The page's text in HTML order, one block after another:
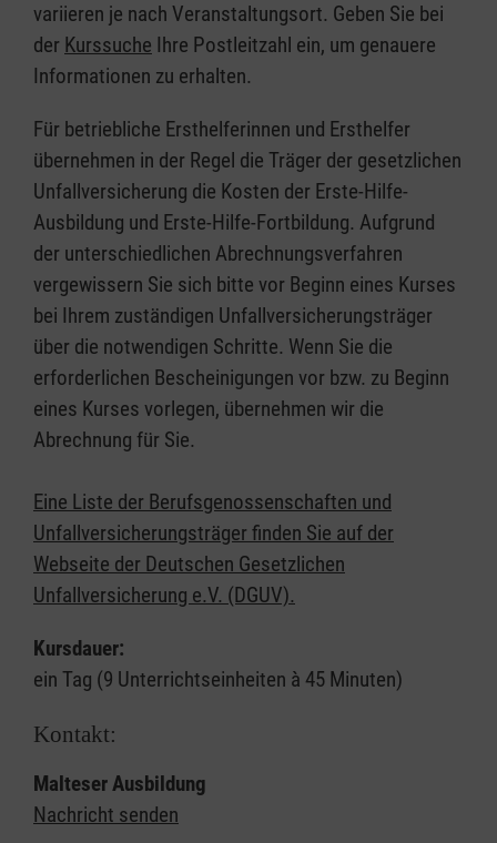
variieren je nach Veranstaltungsort. Geben Sie bei
der Kurssuche Ihre Postleitzahl ein, um genauere
Informationen zu erhalten.
Für betriebliche Ersthelferinnen und Ersthelfer
übernehmen in der Regel die Träger der gesetzlichen
Unfallversicherung die Kosten der Erste-Hilfe-
Ausbildung und Erste-Hilfe-Fortbildung. Aufgrund
der unterschiedlichen Abrechnungsverfahren
vergewissern Sie sich bitte vor Beginn eines Kurses
bei Ihrem zuständigen Unfallversicherungsträger
über die notwendigen Schritte. Wenn Sie die
erforderlichen Bescheinigungen vor bzw. zu Beginn
eines Kurses vorlegen, übernehmen wir die
Abrechnung für Sie.
Eine Liste der Berufsgenossenschaften und
Unfallversicherungsträger finden Sie auf der
Webseite der Deutschen Gesetzlichen
Unfallversicherung e.V. (DGUV).
Kursdauer:
ein Tag (9 Unterrichtseinheiten à 45 Minuten)
Kontakt:
Malteser Ausbildung
Nachricht senden